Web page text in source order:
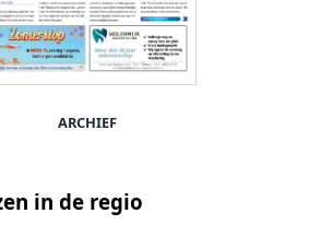
ARCHIEF
in de regio